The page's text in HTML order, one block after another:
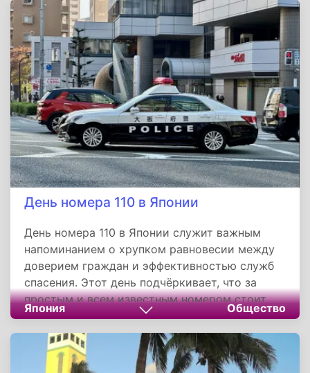
раскрывает их всему миру, развеивая мифы и
демонстрируя живую, развивающуюся
религию. Он наглядно показывает, как
духовное наследие может стать основой для
национального единства, культурного
возрождения и международного
взаимопонимания.
День номера 110 в Японии
День номера 110 в Японии служит важным
напоминанием о хрупком равновесии между
доверием граждан и эффективностью служб
спасения. Этот день подчёркивает, что за
простым и всем известным номером стоит
сложная, технологичная система, готовая
прийти на помощь, но зависящая от
осознанных действий каждого. История и
традиции этого дня иллюстрируют, как
Япония Общество